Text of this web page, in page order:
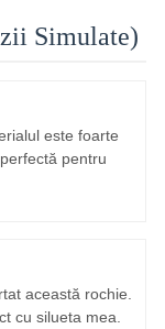
Simulate)
este foarte
pentru
această rochie.
cu silueta mea.